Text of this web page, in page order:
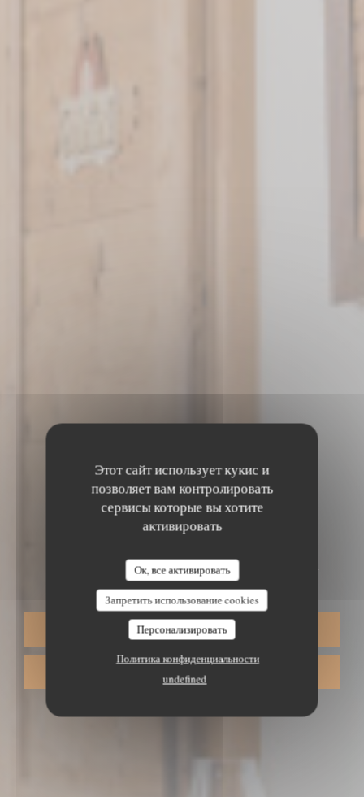
Этот сайт использует кукис и
позволяет вам контролировать
сервисы которые вы хотите
активировать
Ок, все активировать
Запретить использование cookies
Персонализировать
Политика конфиденциальности
undefined
АЛСАТСКИЙ ТРАДИЦИОННЫЙ РЕСТОРАН
PLOBSHEIM, STRASBOURG
AUBERGE DU MOULIN
ЗАБРОНИРОВАТЬ СТОЛИК